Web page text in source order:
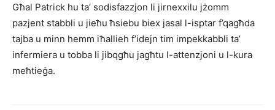
Għal Patrick hu ta’ sodisfazzjon li jirnexxilu jżomm
pazjent stabbli u jieħu ħsiebu biex jasal l-isptar f’qagħda
tajba u minn hemm iħallieh f’idejn tim impekkabbli ta’
infermiera u tobba li jibqgħu jagħtu l-attenzjoni u l-kura
meħtieġa.